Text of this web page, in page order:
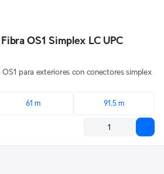
OS1 Simplex LC UPC
para exteriores con conectores simplex
61 m 91.5 m